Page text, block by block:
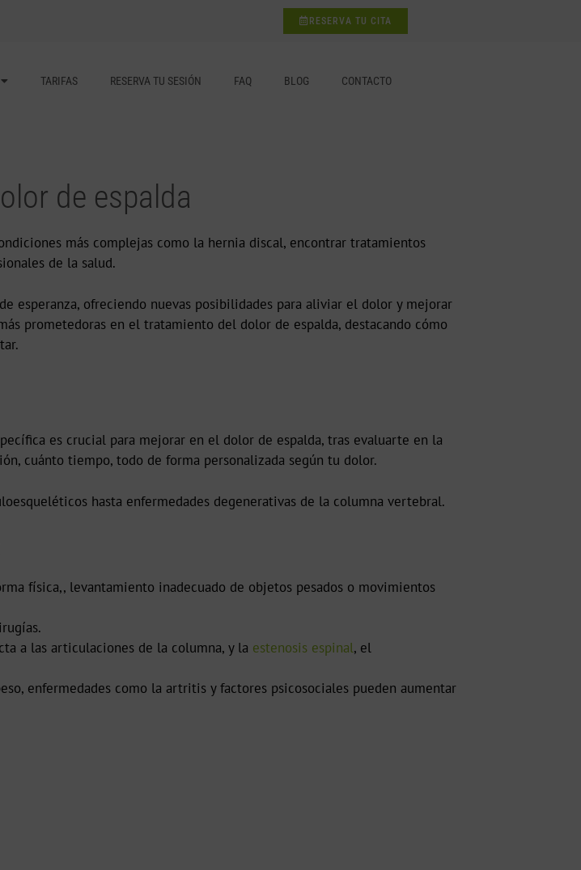
RESERVA TU CITA
TARIFAS RESERVA TU SESIÓN FAQ BLOG CONTACTO
de espalda
más complejas como la hernia discal, encontrar tratamientos
de la salud.
esperanza, ofreciendo nuevas posibilidades para aliviar el dolor y mejorar
prometedoras en el tratamiento del dolor de espalda, destacando cómo
es crucial para mejorar en el dolor de espalda, tras evaluarte en la
cuánto tiempo, todo de forma personalizada según tu dolor.
hasta enfermedades degenerativas de la columna vertebral.
física,, levantamiento inadecuado de objetos pesados o movimientos
a las articulaciones de la columna, y la estenosis espinal, el
enfermedades como la artritis y factores psicosociales pueden aumentar